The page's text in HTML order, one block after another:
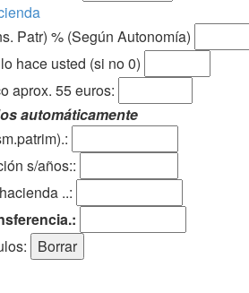
Patr) % (Según Autonomía)
hace usted (si no 0)
aprox. 55 euros:
automáticamente
s/años::
..: